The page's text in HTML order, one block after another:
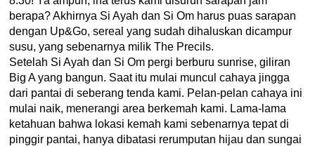
berapa? Akhirnya Si Ayah dan Si Om harus puas sarapan
dengan Up&Go, sereal yang sudah dihaluskan dicampur
susu, yang sebenarnya milik The Precils.
Setelah Si Ayah dan Si Om pergi berburu sunrise, giliran
Big A yang bangun. Saat itu mulai muncul cahaya jingga
dari pantai di seberang tenda kami. Pelan-pelan cahaya ini
mulai naik, menerangi area berkemah kami. Lama-lama
ketahuan bahwa lokasi kemah kami sebenarnya tepat di
pinggir pantai, hanya dibatasi rerumputan hijau dan sungai